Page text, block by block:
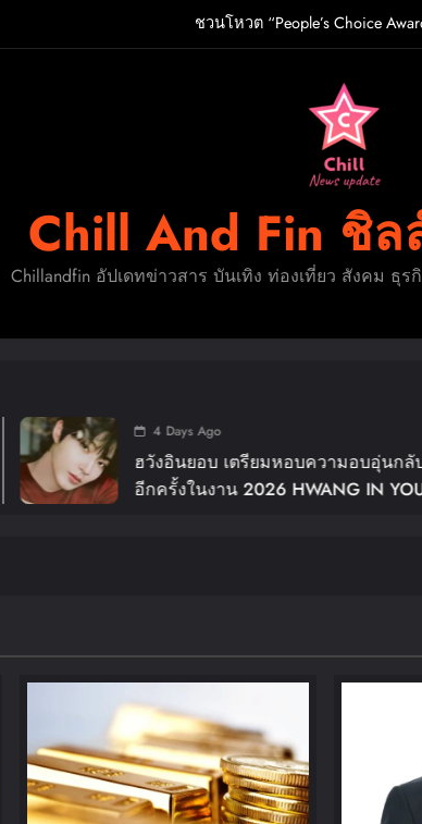
ชวนโหวต “People’s Choice
ปักหมุดวันหยุดนี้! ออก
รู้จัก ADÉLA ป๊อปสตาร์สาวดาวรุ่งจากสโลว
ชวนโหวต “People’s Choice
FLO เกิร์ลกรุ๊ป R&B สุดแซ่บแห่งยุค ส่งอัลบั้มชุ
Chill And Fin ชิ
Chillandfin อัปเดทข่าวสาร บันเทิง ท่องเที่ยว สังคม ธุรกิ
4 Days Ago
ฮวังอินยอบ เตรียมหอบความอบอุ่นกลับมาหาแฟนไทย
อีกครั้งในงาน 2026 HWANG IN YOUP